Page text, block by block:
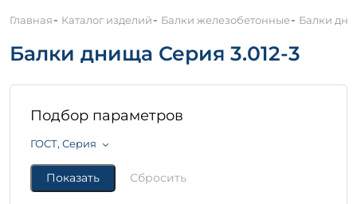
Главная- Каталог изделий- Балки железобетонные- Балки
Балки днища Серия 3.012-3
Подбор параметров
ГОСТ, Серия